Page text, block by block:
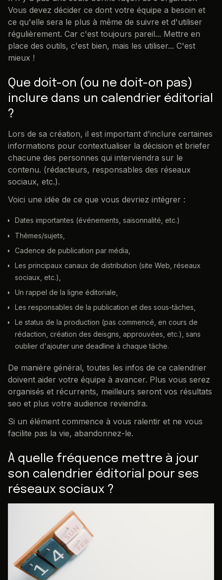
Vous devez décider ce dont votre équipe a besoin et
ce qu'elle sera le plus à même de suivre et d'utiliser
régulièrement. Car c'est toujours pareil... Mettre en
place des outils, c'est bien, mais les utiliser... C'est
mieux !
Que doit-on (ou ne doit-on pas)
inclure dans un calendrier éditorial
?
Lors de sa création, il est important d'inclure certaines
informations pour contextualiser la décision et briefer
chacune des personnes qui interviendra sur le
contenu. (rédacteurs, responsables des réseaux
sociaux, etc.).
Voici une idée de ce que vous devriez intégrer :
Dates importantes (événements, saisonnalité, etc.)
Thèmes/sujets,
Cadence de publication par média,
Les principaux canaux de distribution (site Web, réseaux
sociaux, etc.),
Un rappel de la ligne éditoriale,
Les responsables de la publication et des sous-tâches,
Le status de la production (pas commencé, en cours de
rédaction, création des deisgns, approuvées, etc.), sans
oublier d'ajouter une deadline à chaque tâche.
De manière général, toutes les infos de ce calendrier
doivent aider votre équipe à avancer. Plus vous serez
organisés et récurrents, meilleurs seront vos résultats
seo et plus votre audience reviendra.
Si un élément commence à vous ralentir et ne vous
facilite pas la vie, abandonnez-le.
À quelle fréquence mettre à jour
son calendrier éditorial pour ses
réseaux sociaux ?